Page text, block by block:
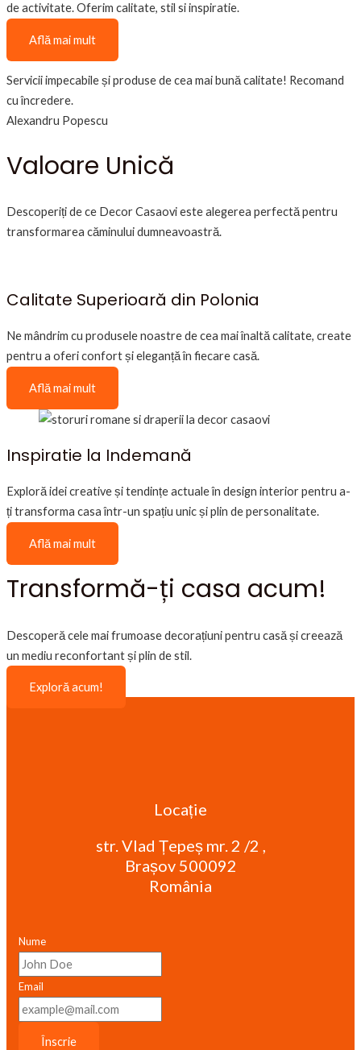
de activitate. Oferim calitate, stil si inspiratie.
Află mai mult
Servicii impecabile și produse de cea mai bună calitate! Recomand
cu încredere.
Alexandru Popescu
Valoare Unică
Descoperiți de ce Decor Casaovi este alegerea perfectă pentru
transformarea căminului dumneavoastră.
Calitate Superioară din Polonia
Ne mândrim cu produsele noastre de cea mai înaltă calitate, create
pentru a oferi confort și eleganță în fiecare casă.
Află mai mult
Inspiratie la Indemană
Exploră idei creative și tendințe actuale în design interior pentru a-
ți transforma casa într-un spațiu unic și plin de personalitate.
Află mai mult
Transformă-ți casa acum!
Descoperă cele mai frumoase decorațiuni pentru casă și creează
un mediu reconfortant și plin de stil.
Exploră acum!
Locație
str. Vlad Țepeș mr. 2 /2 ,
Brașov 500092
România
Nume
Email
Înscrie